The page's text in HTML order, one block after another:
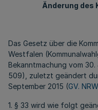
Änderung des
Das Gesetz über die
Westfalen
Bekanntmachung vom 30.
509), zuletzt geändert
September 2015 (GV.
1. § 33 wird wie folgt